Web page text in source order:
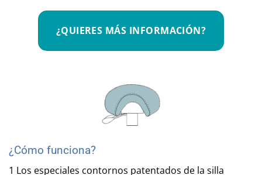
¿QUIERES MÁS INFORMACIÓN?
¿Cómo funciona?
1 Los especiales contornos patentados de la silla